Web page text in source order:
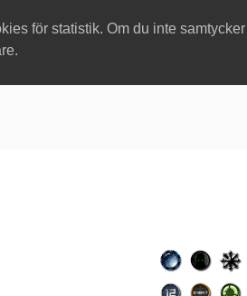
för statistik. Om du inte